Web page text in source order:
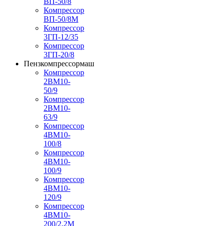
Компрессор
ВП-50/8М
Компрессор
3ГП-12/35
Компрессор
3ГП-20/8
Пензкомпрессормаш
Компрессор
2ВМ10-
50/9
Компрессор
2ВМ10-
63/9
Компрессор
4ВМ10-
100/8
Компрессор
4ВМ10-
100/9
Компрессор
4ВМ10-
120/9
Компрессор
4ВМ10-
200/2,2М